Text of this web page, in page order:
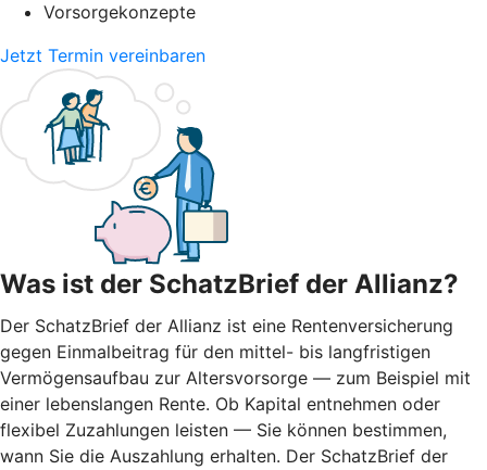
Vorsorgekonzepte
Jetzt Termin vereinbaren
Was ist der SchatzBrief der Allianz?
Der SchatzBrief der Allianz ist eine Rentenversicherung
gegen Einmalbeitrag für den mittel- bis langfristigen
Vermögensaufbau zur Altersvorsorge — zum Beispiel mit
einer lebenslangen Rente. Ob Kapital entnehmen oder
flexibel Zuzahlungen leisten — Sie können bestimmen,
wann Sie die Auszahlung erhalten. Der SchatzBrief der